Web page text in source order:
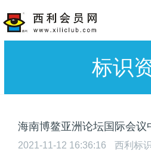
标识
海南博鳌亚洲论坛国际会议
2021-11-12 16:36:16 西利标识